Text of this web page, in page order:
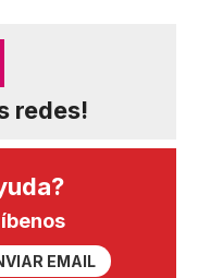
redes!
EMAIL